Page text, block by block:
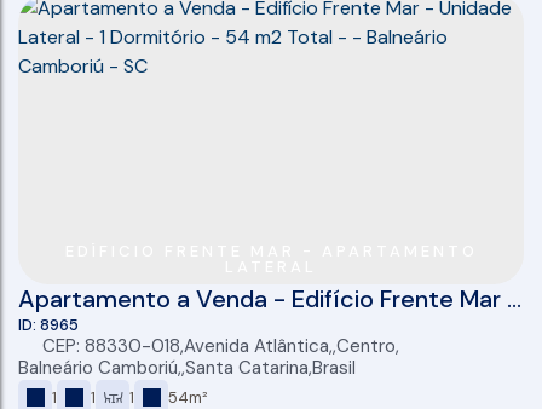
Apartamento a Venda - Edifício Frente Mar -
Unidade Lateral - 1 Dormitório - 54 m2 Total
- - Balneário Camboriú - SC
8965
CEP: 88330-018,Avenida Atlântica ,Centro,
Balneário Camboriú ,Santa Catarina,Brasil
1 1 1 54m²